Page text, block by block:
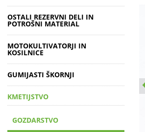
OSTALI REZERVNI DELI IN
POTROŠNI MATERIAL
MOTOKULTIVATORJI IN
KOSILNICE
GUMIJASTI ŠKORNJI
KMETIJSTVO
GOZDARSTVO